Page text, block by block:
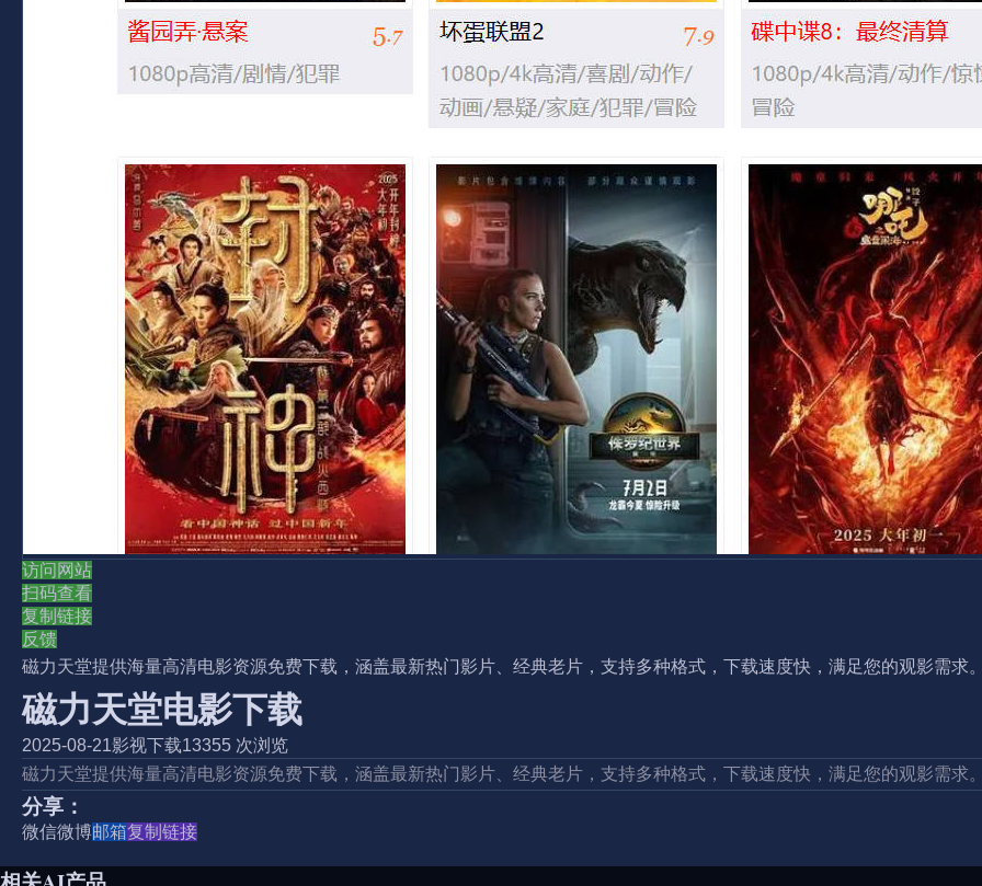
访问网站
扫码查看
复制链接
反馈
磁力天堂提供海量高清电影资源免费下载，涵盖最新热门影片、经典老片，支持多种格式，下载速度快，满足您的观影需求
磁力天堂电影下载
2025-08-21影视下载13355 次浏览
磁力天堂提供海量高清电影资源免费下载，涵盖最新热门影片、经典老片，支持多种格式，下载速度快，满足您的观影需求
分享：
微信微博邮箱复制链接